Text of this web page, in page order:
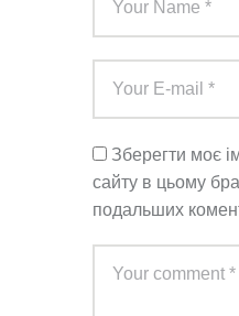
Зберегти моє
сайту в цьому
подальших